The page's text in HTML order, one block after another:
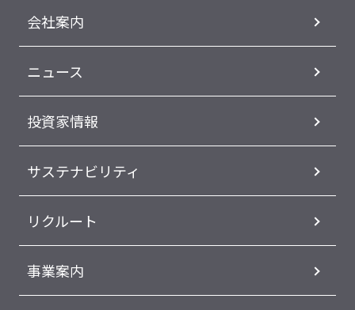
会社案内
ニュース
投資家情報
サステナビリティ
リクルート
事業案内